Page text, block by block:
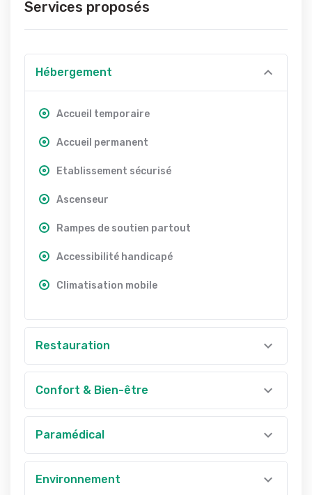
Services proposés
Hébergement
Accueil temporaire
Accueil permanent
Etablissement sécurisé
Ascenseur
Rampes de soutien partout
Accessibilité handicapé
Climatisation mobile
Restauration
Confort & Bien-être
Paramédical
Environnement